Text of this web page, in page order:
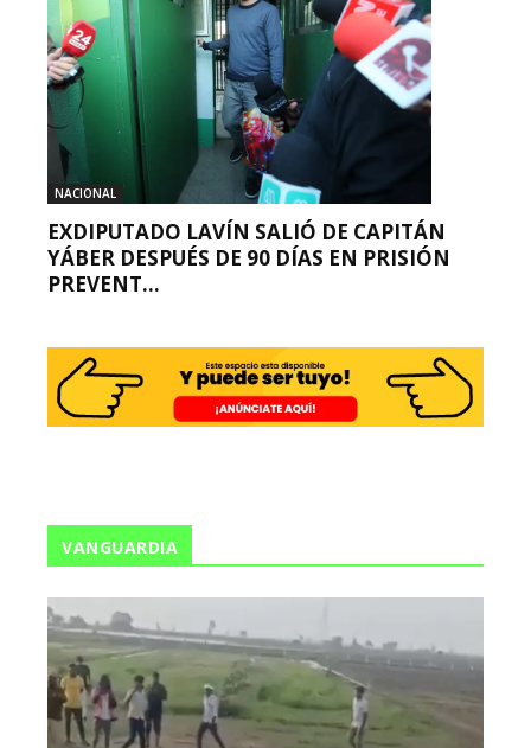
NACIONAL
EXDIPUTADO LAVÍN SALIÓ DE CAPITÁN
YÁBER DESPUÉS DE 90 DÍAS EN PRISIÓN
PREVENT...
VANGUARDIA